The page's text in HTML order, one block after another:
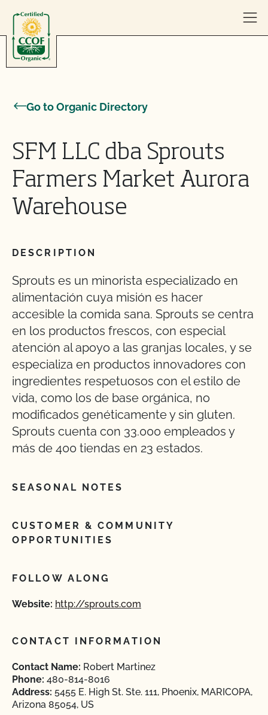
Go to Organic Directory
SFM LLC dba Sprouts
Farmers Market Aurora
Warehouse
DESCRIPTION
Sprouts es un minorista especializado en
alimentación cuya misión es hacer
accesible la comida sana. Sprouts se centra
en los productos frescos, con especial
atención al apoyo a las granjas locales, y se
especializa en productos innovadores con
ingredientes respetuosos con el estilo de
vida, como los de base orgánica, no
modificados genéticamente y sin gluten.
Sprouts cuenta con 33.000 empleados y
más de 400 tiendas en 23 estados.
SEASONAL NOTES
CUSTOMER & COMMUNITY
OPPORTUNITIES
FOLLOW ALONG
Website: http://sprouts.com
CONTACT INFORMATION
Contact Name: Robert Martinez
Phone: 480-814-8016
Address: 5455 E. High St. Ste. 111, Phoenix, MARICOPA,
Arizona 85054, US